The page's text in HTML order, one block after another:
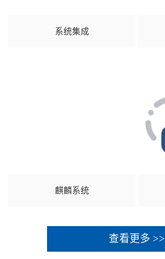
系统集成
麒麟系统
查看更多 >>